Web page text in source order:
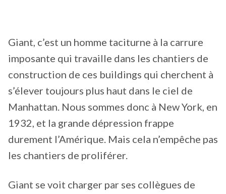
Giant, c’est un homme taciturne à la carrure
imposante qui travaille dans les chantiers de
construction de ces buildings qui cherchent à
s’élever toujours plus haut dans le ciel de
Manhattan. Nous sommes donc à New York, en
1932, et la grande dépression frappe
durement l’Amérique. Mais cela n’empêche pas
les chantiers de proliférer.
Giant se voit charger par ses collègues de